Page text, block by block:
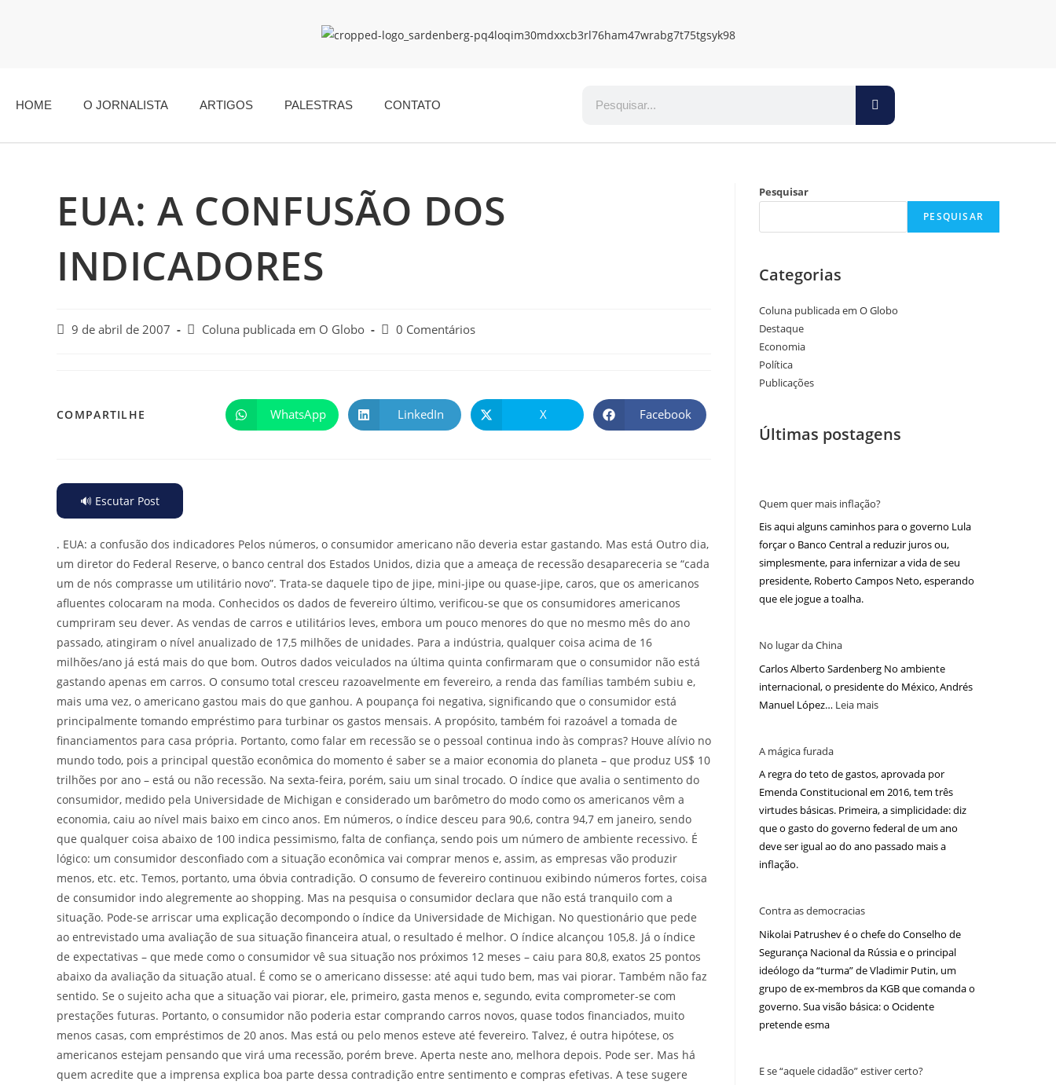
HOME O JORNALISTA ARTIGOS PALESTRAS CONTATO
EUA: A CONFUSÃO DOS
INDICADORES
9 de abril de 2007 Coluna publicada em O Globo 0 Comentários
COMPARTILHE WhatsApp LinkedIn X Facebook
🔊 Escutar Post
. EUA: a confusão dos indicadores Pelos números, o consumidor americano não deveria estar gastando. Mas está Outro dia,
um diretor do Federal Reserve, o banco central dos Estados Unidos, dizia que a ameaça de recessão desapareceria se “cada
um de nós comprasse um utilitário novo”. Trata-se daquele tipo de jipe, mini-jipe ou quase-jipe, caros, que os americanos
afluentes colocaram na moda. Conhecidos os dados de fevereiro último, verificou-se que os consumidores americanos
cumpriram seu dever. As vendas de carros e utilitários leves, embora um pouco menores do que no mesmo mês do ano
passado, atingiram o nível anualizado de 17,5 milhões de unidades. Para a indústria, qualquer coisa acima de 16
milhões/ano já está mais do que bom. Outros dados veiculados na última quinta confirmaram que o consumidor não está
gastando apenas em carros. O consumo total cresceu razoavelmente em fevereiro, a renda das famílias também subiu e,
mais uma vez, o americano gastou mais do que ganhou. A poupança foi negativa, significando que o consumidor está
principalmente tomando empréstimo para turbinar os gastos mensais. A propósito, também foi razoável a tomada de
financiamentos para casa própria. Portanto, como falar em recessão se o pessoal continua indo às compras? Houve alívio no
mundo todo, pois a principal questão econômica do momento é saber se a maior economia do planeta – que produz US$ 10
trilhões por ano – está ou não recessão. Na sexta-feira, porém, saiu um sinal trocado. O índice que avalia o sentimento do
consumidor, medido pela Universidade de Michigan e considerado um barômetro do modo como os americanos vêm a
economia, caiu ao nível mais baixo em cinco anos. Em números, o índice desceu para 90,6, contra 94,7 em janeiro, sendo
que qualquer coisa abaixo de 100 indica pessimismo, falta de confiança, sendo pois um número de ambiente recessivo. É
lógico: um consumidor desconfiado com a situação econômica vai comprar menos e, assim, as empresas vão produzir
menos, etc. etc. Temos, portanto, uma óbvia contradição. O consumo de fevereiro continuou exibindo números fortes, coisa
de consumidor indo alegremente ao shopping. Mas na pesquisa o consumidor declara que não está tranquilo com a
situação. Pode-se arriscar uma explicação decompondo o índice da Universidade de Michigan. No questionário que pede
ao entrevistado uma avaliação de sua situação financeira atual, o resultado é melhor. O índice alcançou 105,8. Já o índice
de expectativas – que mede como o consumidor vê sua situação nos próximos 12 meses – caiu para 80,8, exatos 25 pontos
abaixo da avaliação da situação atual. É como se o americano dissesse: até aqui tudo bem, mas vai piorar. Também não faz
sentido. Se o sujeito acha que a situação vai piorar, ele, primeiro, gasta menos e, segundo, evita comprometer-se com
prestações futuras. Portanto, o consumidor não poderia estar comprando carros novos, quase todos financiados, muito
menos casas, com empréstimos de 20 anos. Mas está ou pelo menos esteve até fevereiro. Talvez, é outra hipótese, os
americanos estejam pensando que virá uma recessão, porém breve. Aperta neste ano, melhora depois. Pode ser. Mas há
quem acredite que a imprensa explica boa parte dessa contradição entre sentimento e compras efetivas. A tese sugere
Pesquisar
PESQUISAR
Categorias
Coluna publicada em O Globo
Destaque
Economia
Política
Publicações
Últimas postagens
Quem quer mais inflação?
Eis aqui alguns caminhos para o governo Lula
forçar o Banco Central a reduzir juros ou,
simplesmente, para infernizar a vida de seu
presidente, Roberto Campos Neto, esperando
que ele jogue a toalha.
No lugar da China
Carlos Alberto Sardenberg No ambiente
internacional, o presidente do México, Andrés
Manuel López… Leia mais
A mágica furada
A regra do teto de gastos, aprovada por
Emenda Constitucional em 2016, tem três
virtudes básicas. Primeira, a simplicidade: diz
que o gasto do governo federal de um ano
deve ser igual ao do ano passado mais a
inflação.
Contra as democracias
Nikolai Patrushev é o chefe do Conselho de
Segurança Nacional da Rússia e o principal
ideólogo da “turma” de Vladimir Putin, um
grupo de ex-membros da KGB que comanda o
governo. Sua visão básica: o Ocidente
pretende esma
E se “aquele cidadão” estiver certo?